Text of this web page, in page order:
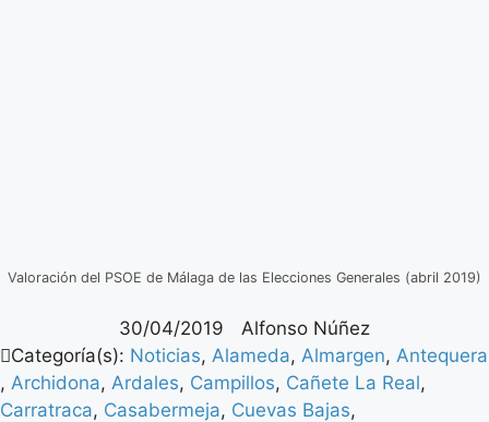
Valoración del PSOE de Málaga de las Elecciones Generales (abril 2019)
30/04/2019
Alfonso Núñez
Categoría(s): Noticias, Alameda, Almargen, Antequera
, Archidona, Ardales, Campillos, Cañete La Real,
Carratraca, Casabermeja, Cuevas Bajas,